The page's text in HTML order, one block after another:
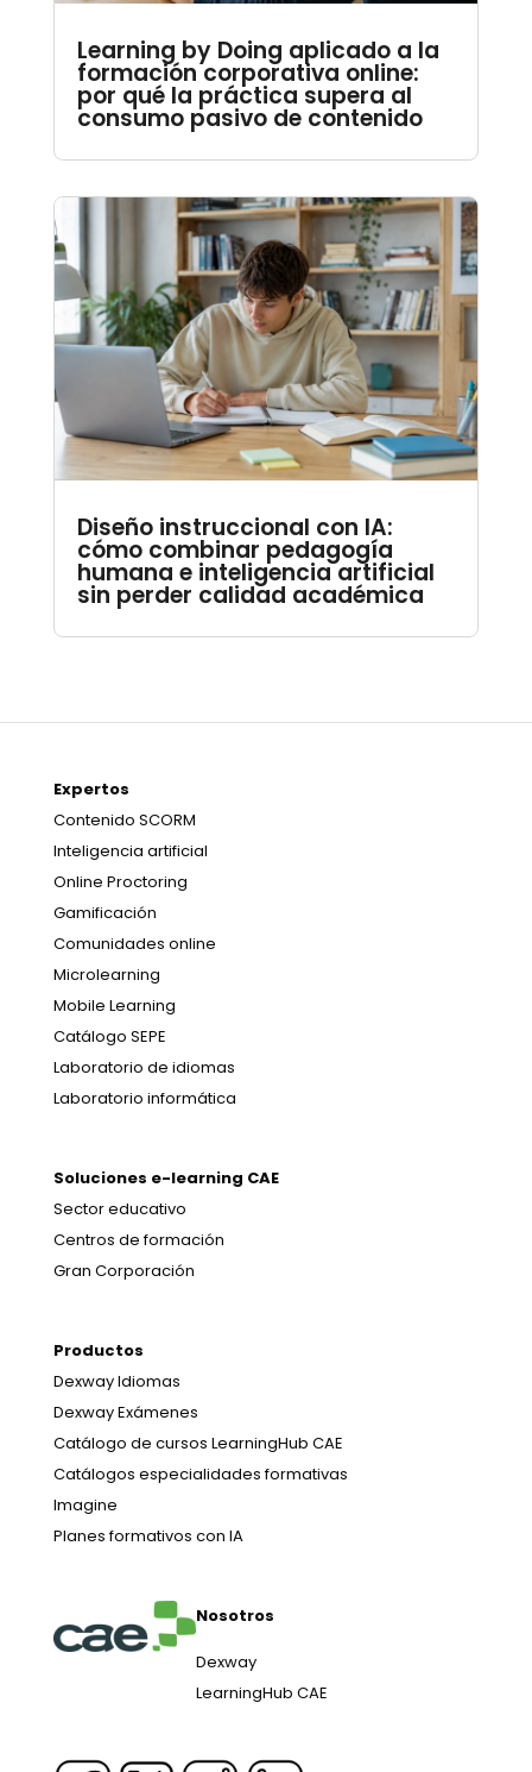
Learning by Doing aplicado a la
formación corporativa online:
por qué la práctica supera al
consumo pasivo de contenido
Diseño instruccional con IA:
cómo combinar pedagogía
humana e inteligencia artificial
sin perder calidad académica
Expertos
Contenido SCORM
Inteligencia artificial
Online Proctoring
Gamificación
Comunidades online
Microlearning
Mobile Learning
Catálogo SEPE
Laboratorio de idiomas
Laboratorio informática
Soluciones e-learning CAE
Sector educativo
Centros de formación
Gran Corporación
Productos
Dexway Idiomas
Dexway Exámenes
Catálogo de cursos LearningHub CAE
Catálogos especialidades formativas
Imagine
Planes formativos con IA
Nosotros
Dexway
LearningHub CAE